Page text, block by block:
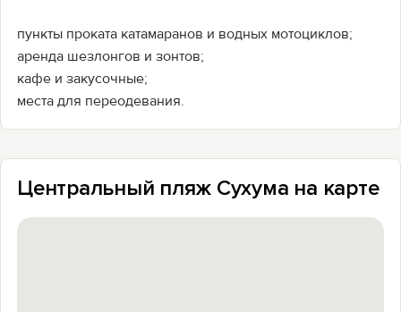
пункты проката катамаранов и водных мотоциклов;
аренда шезлонгов и зонтов;
кафе и закусочные;
места для переодевания.
Центральный пляж Сухума на карте